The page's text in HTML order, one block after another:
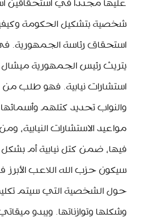
عليها مجدداً في استحقاقين
شخصية بتشكيل الحكومة وكيفية
استحقاق رئاسة
يتريث رئيس الجمهورية
استشارات نيابية. فهو طلب من
والنواب تحديد كتلهم
مواعيد الاستشارات النيابية،
فيها، ضمن كتل نيابية أم
سيكون حزب الله اللاعب
حول الشخصية التي سيتم
وشكلها وتوازناتها. ويبدو